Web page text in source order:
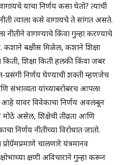
याचा निर्णय कसा घेतो? त्याची
त्याला कसे वागायचे ते सांगत असते.
नीतीने वागण्याचे किंवा गुन्हा करण्याचे
बक्षीस मिळेल, कशाने शिक्षा
शिक्षा किती हलकी किंवा जबर
प्रसंगी निर्णय घेण्याची शक्ती म्हणजेच
संभाव्यता यांच्याबरोबरच आपला
यावर विवेकाचा निर्णय अवलंबून
असेल, शिक्षेची तीव्रता आणि
निर्णय नीतीच्या विरोधात जातो.
चालणारे यंत्रमानव
क्षणी अविचाराने गुन्हा करून